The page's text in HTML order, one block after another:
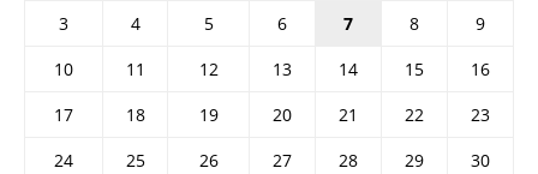
3
4 5 6 7 8
9
10
11 12 13 14 15
16
17
18 19 20 21 22
23
24
25 26 27 28 29
30